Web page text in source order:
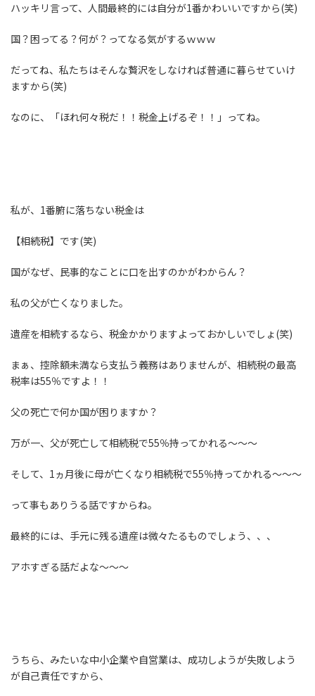
ハッキリ言って、人間最終的には自分が1番かわいいですから(笑)
国？困ってる？何が？ってなる気がするｗｗｗ
だってね、私たちはそんな贅沢をしなければ普通に暮らせていけ
ますから(笑)
なのに、「ほれ何々税だ！！税金上げるぞ！！」ってね。
私が、1番腑に落ちない税金は
【相続税】です(笑)
国がなぜ、民事的なことに口を出すのかがわからん？
私の父が亡くなりました。
遺産を相続するなら、税金かかりますよっておかしいでしょ(笑)
まぁ、控除額未満なら支払う義務はありませんが、相続税の最高
税率は55％ですよ！！
父の死亡で何か国が困りますか？
万が一、父が死亡して相続税で55％持ってかれる～～～
そして、1ヵ月後に母が亡くなり相続税で55％持ってかれる～～～
って事もありうる話ですからね。
最終的には、手元に残る遺産は微々たるものでしょう、、、
アホすぎる話だよな～～～
うちら、みたいな中小企業や自営業は、成功しようが失敗しよう
が自己責任ですから、